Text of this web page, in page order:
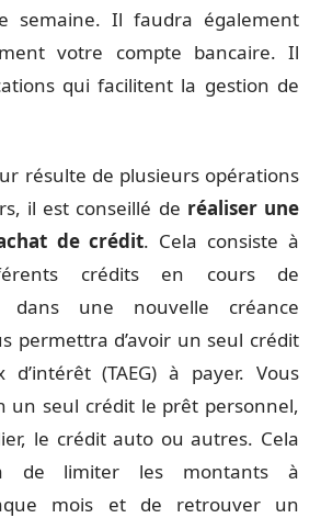
semaine. Il faudra également
votre compte bancaire. Il
qui facilitent la gestion de
résulte de plusieurs opérations
il est conseillé de réaliser une
de crédit. Cela consiste à
crédits en cours de
dans une nouvelle créance
permettra d’avoir un seul crédit
(TAEG) à payer. Vous
un seul crédit le prêt personnel,
le crédit auto ou autres. Cela
de limiter les montants à
mois et de retrouver un